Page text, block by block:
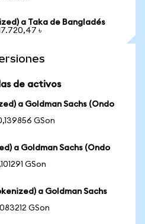
a Taka de Bangladés
৳
de activos
a Goldman Sachs (Ondo
GSon
a Goldman Sachs (Ondo
GSon
a Goldman Sachs
GSon